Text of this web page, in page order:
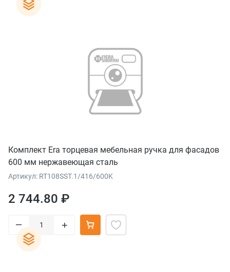
Комплект Era торцевая мебельная ручка для фасадов
600 мм нержавеющая сталь
Артикул: RT108SST.1/416/600K
2 744.80 ₽
– +